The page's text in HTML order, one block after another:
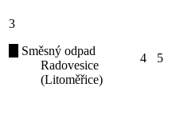
3
Směsný odpad
Radovesice
(Litoměřice)
4 5